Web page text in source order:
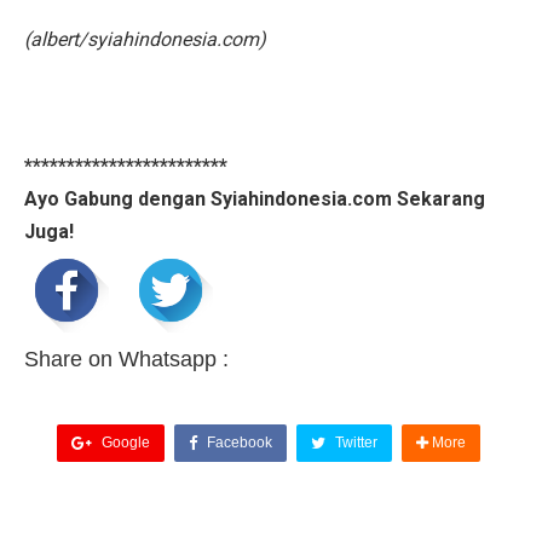
(albert/syiahindonesia.com)
************************
Ayo Gabung dengan Syiahindonesia.com Sekarang
Juga!
Share on Whatsapp :
Google Facebook Twitter More